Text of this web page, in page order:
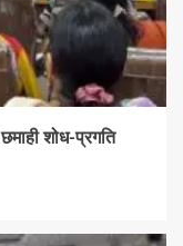
शोध-प्रगति